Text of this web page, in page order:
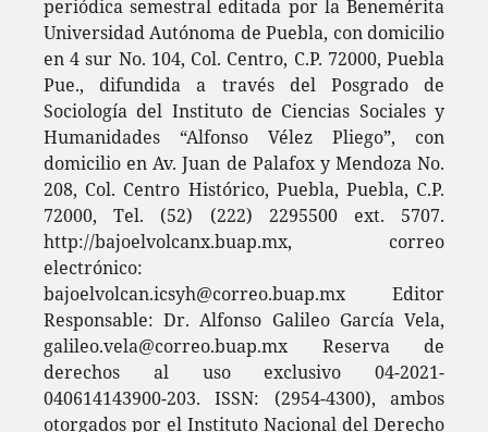
periódica semestral editada por la Benemérita
Universidad Autónoma de Puebla, con domicilio
en 4 sur No. 104, Col. Centro, C.P. 72000, Puebla
Pue., difundida a través del Posgrado de
Sociología del Instituto de Ciencias Sociales y
Humanidades “Alfonso Vélez Pliego”, con
domicilio en Av. Juan de Palafox y Mendoza No.
208, Col. Centro Histórico, Puebla, Puebla, C.P.
72000, Tel. (52) (222) 2295500 ext. 5707.
http://bajoelvolcanx.buap.mx, correo
electrónico:
bajoelvolcan.icsyh@correo.buap.mx Editor
Responsable: Dr. Alfonso Galileo García Vela,
galileo.vela@correo.buap.mx Reserva de
derechos al uso exclusivo 04-2021-
040614143900-203. ISSN: (2954-4300), ambos
otorgados por el Instituto Nacional del Derecho